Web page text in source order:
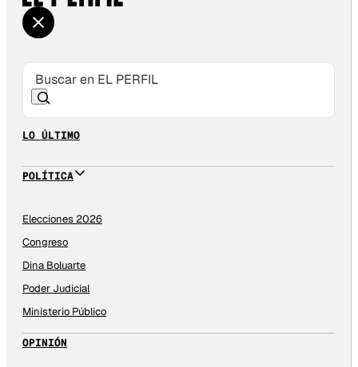
LO ÚLTIMO
POLÍTICA
Elecciones 2026
Congreso
Dina Boluarte
Poder Judicial
Ministerio Público
OPINIÓN